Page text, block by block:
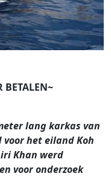
BETALEN~
lang karkas van
het eiland Koh
Khan werd
voor onderzoek